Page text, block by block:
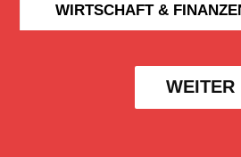
WIRTSCHAFT &
WEITER